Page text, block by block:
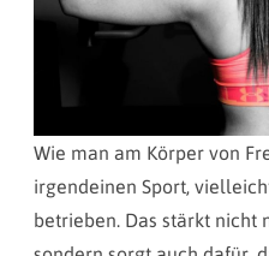
Wie man am Körper von
irgendeinen Sport,
betrieben. Das stärkt nicht